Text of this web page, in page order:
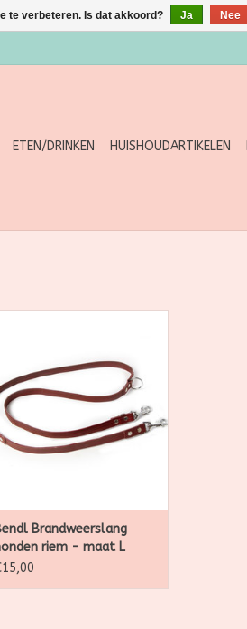
ETEN/DRINKEN HUISHOUDARTIKELEN
brandslang: stoer, sterk en
Daarnaast is deze
robuste brandweerslang een
vegan alternatief voor
leer. Afgewerkt met een
Brandweerslang
riem - maat L
te verbeteren. Is dat akkoord? Ja Nee